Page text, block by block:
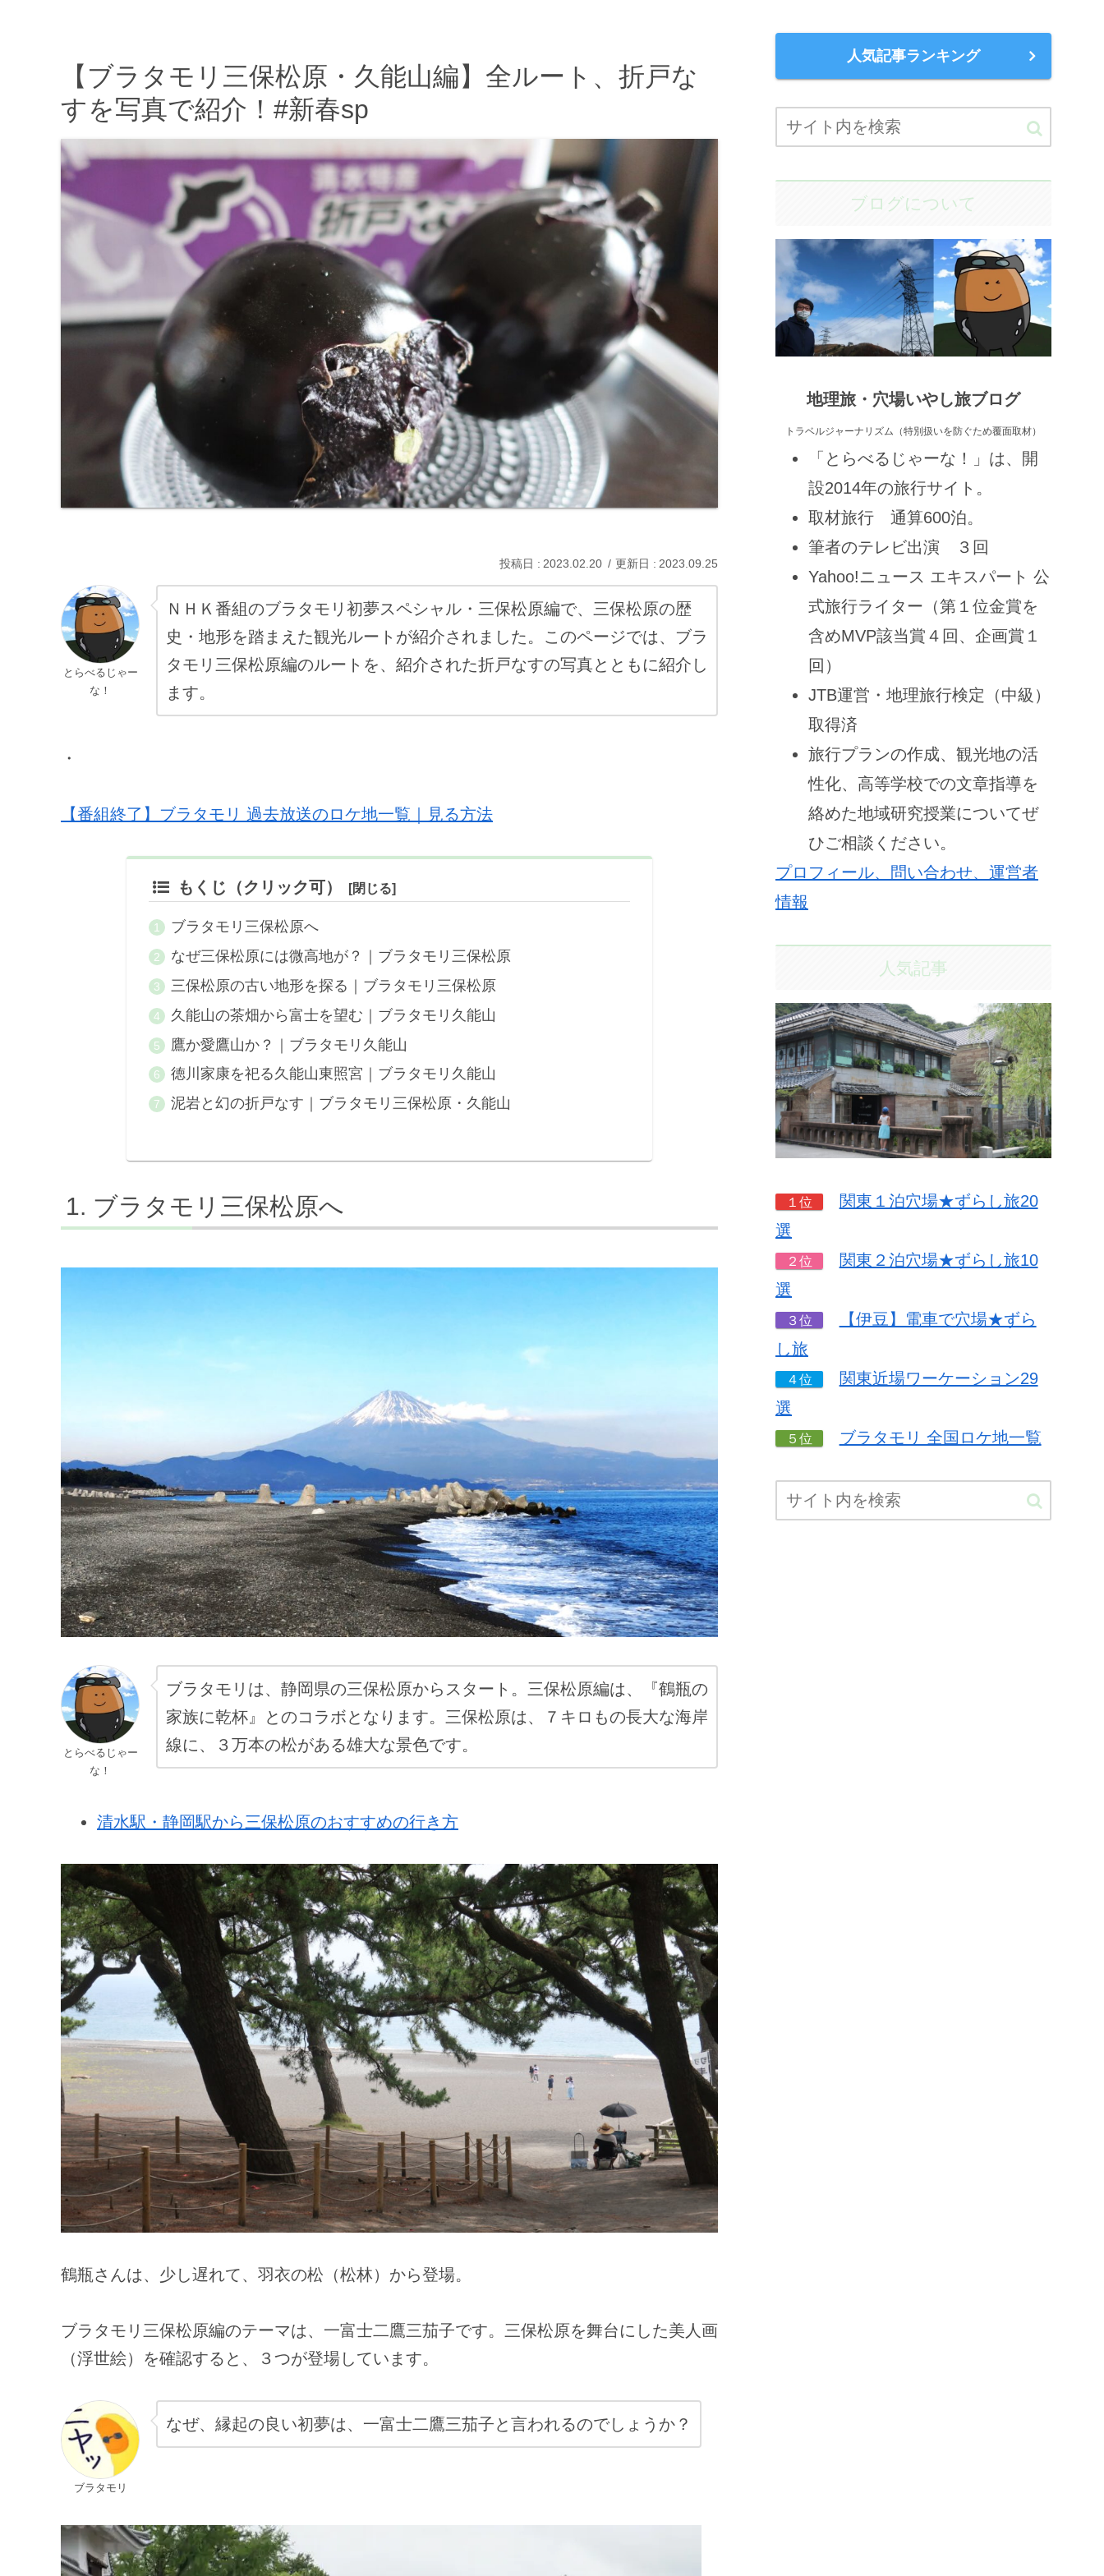
【ブラタモリ三保松原・久能山編】全ルート、折戸な
すを写真で紹介！#新春sp
2023.02.20 2023.09.25
とらべるじゃー
な！
ＮＨＫ番組のブラタモリ初夢スペシャル・三保松原編で、三保松原の歴
史・地形を踏まえた観光ルートが紹介されました。このページでは、ブラ
タモリ三保松原編のルートを、紹介された折戸なすの写真とともに紹介し
ます。
・
【番組終了】ブラタモリ 過去放送のロケ地一覧｜見る方法
もくじ（クリック可）
ブラタモリ三保松原へ
なぜ三保松原には微高地が？｜ブラタモリ三保松原
三保松原の古い地形を探る｜ブラタモリ三保松原
久能山の茶畑から富士を望む｜ブラタモリ久能山
鷹か愛鷹山か？｜ブラタモリ久能山
徳川家康を祀る久能山東照宮｜ブラタモリ久能山
泥岩と幻の折戸なす｜ブラタモリ三保松原・久能山
ブラタモリ三保松原へ
とらべるじゃー
な！
ブラタモリは、静岡県の三保松原からスタート。三保松原編は、『鶴瓶の
家族に乾杯』とのコラボとなります。三保松原は、７キロもの長大な海岸
線に、３万本の松がある雄大な景色です。
清水駅・静岡駅から三保松原のおすすめの行き方
鶴瓶さんは、少し遅れて、羽衣の松（松林）から登場。
ブラタモリ三保松原編のテーマは、一富士二鷹三茄子です。三保松原を舞台にした美人画
（浮世絵）を確認すると、３つが登場しています。
ブラタモリ
なぜ、縁起の良い初夢は、一富士二鷹三茄子と言われるのでしょうか？
人気記事ランキング
ブログについて
地理旅・穴場いやし旅ブログ
トラベルジャーナリズム（特別扱いを防ぐため覆面取材）
「とらべるじゃーな！」は、開
設2014年の旅行サイト。
取材旅行 通算600泊。
筆者のテレビ出演 ３回
Yahoo!ニュース エキスパート 公
式旅行ライター（第１位金賞を
含めMVP該当賞４回、企画賞１
回）
JTB運営・地理旅行検定（中級）
取得済
旅行プランの作成、観光地の活
性化、高等学校での文章指導を
絡めた地域研究授業についてぜ
ひご相談ください。
プロフィール、問い合わせ、運営者
情報
人気記事
１位
関東１泊穴場★ずらし旅20
選
２位
関東２泊穴場★ずらし旅10
選
３位
【伊豆】電車で穴場★ずら
し旅
４位
関東近場ワーケーション29
選
５位 ブラタモリ 全国ロケ地一覧